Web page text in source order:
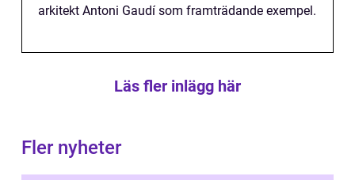
arkitekt Antoni Gaudí som framträdande exempel.
Läs fler inlägg här
Fler nyheter